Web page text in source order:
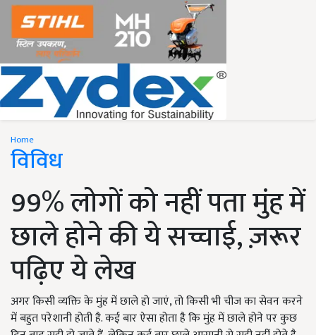
Home
विविध
99% लोगों को नहीं पता मुंह में
छाले होने की ये सच्चाई, ज़रूर
पढ़िए ये लेख
अगर किसी व्यक्ति के मुंह में छाले हो जाएं, तो किसी भी चीज का सेवन करने
में बहुत परेशानी होती है. कई बार ऐसा होता है कि मुंह में छाले होने पर कुछ